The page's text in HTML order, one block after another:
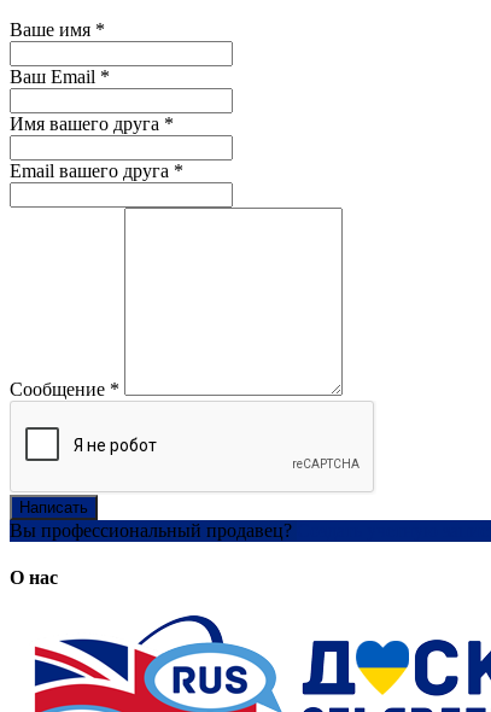
Ваше имя *
Ваш Email *
Имя вашего друга *
Email вашего друга *
Сообщение *
Написать
Вы профессиональный продавец?
О нас